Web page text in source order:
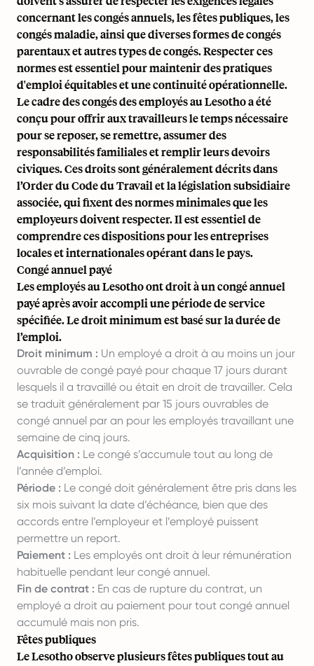
concernant les congés annuels, les fêtes publiques, les
congés maladie, ainsi que diverses formes de congés
parentaux et autres types de congés. Respecter ces
normes est essentiel pour maintenir des pratiques
d'emploi équitables et une continuité opérationnelle.
Le cadre des congés des employés au Lesotho a été
conçu pour offrir aux travailleurs le temps nécessaire
pour se reposer, se remettre, assumer des
responsabilités familiales et remplir leurs devoirs
civiques. Ces droits sont généralement décrits dans
l’Order du Code du Travail et la législation subsidiaire
associée, qui fixent des normes minimales que les
employeurs doivent respecter. Il est essentiel de
comprendre ces dispositions pour les entreprises
locales et internationales opérant dans le pays.
Congé annuel payé
Les employés au Lesotho ont droit à un congé annuel
payé après avoir accompli une période de service
spécifiée. Le droit minimum est basé sur la durée de
l’emploi.
Droit minimum : Un employé a droit à au moins un jour
ouvrable de congé payé pour chaque 17 jours durant
lesquels il a travaillé ou était en droit de travailler. Cela
se traduit généralement par 15 jours ouvrables de
congé annuel par an pour les employés travaillant une
semaine de cinq jours.
Acquisition : Le congé s’accumule tout au long de
l’année d’emploi.
Période : Le congé doit généralement être pris dans les
six mois suivant la date d’échéance, bien que des
accords entre l’employeur et l’employé puissent
permettre un report.
Paiement : Les employés ont droit à leur rémunération
habituelle pendant leur congé annuel.
Fin de contrat : En cas de rupture du contrat, un
employé a droit au paiement pour tout congé annuel
accumulé mais non pris.
Fêtes publiques
Le Lesotho observe plusieurs fêtes publiques tout au